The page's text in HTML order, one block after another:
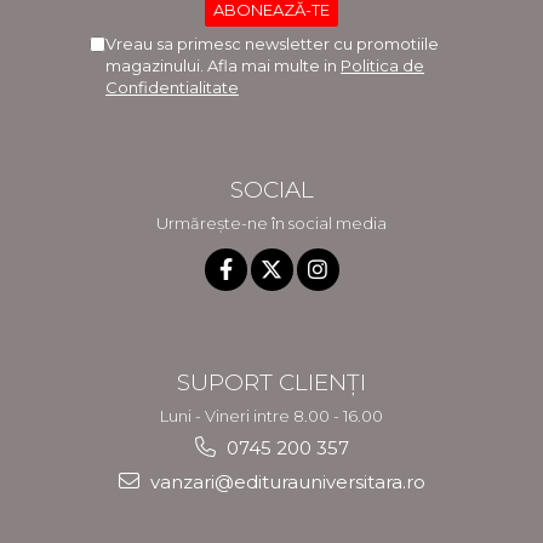
Vreau sa primesc newsletter cu promotiile
magazinului. Afla mai multe in Politica de
Confidentialitate
SOCIAL
Urmărește-ne în social media
SUPORT CLIENȚI
Luni - Vineri intre 8.00 - 16.00
0745 200 357
vanzari@editurauniversitara.ro